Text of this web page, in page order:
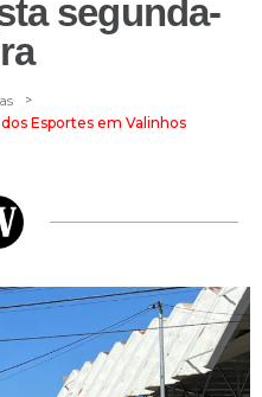
segunda-
>
Esportes em Valinhos